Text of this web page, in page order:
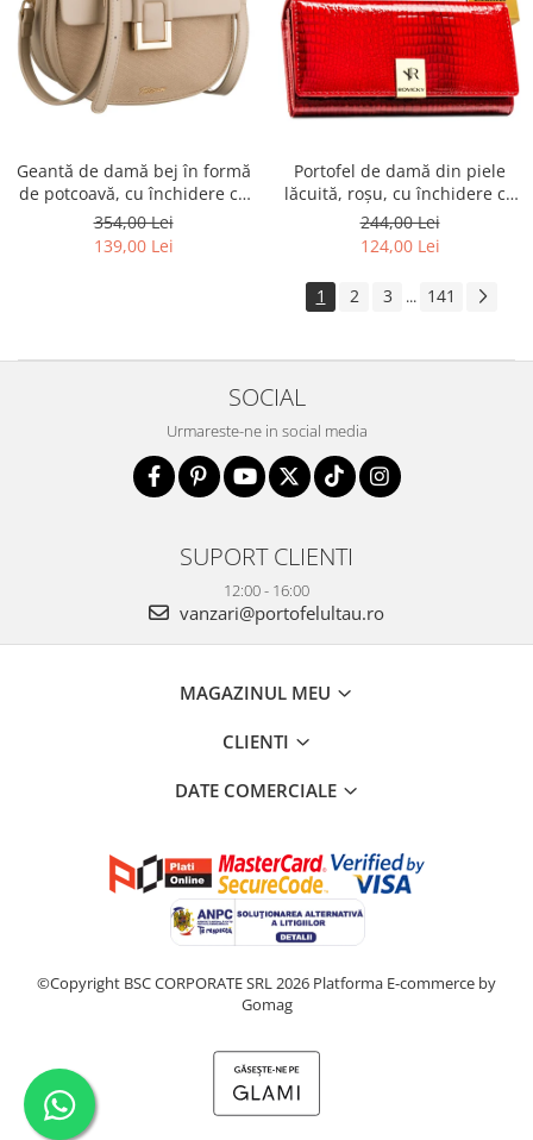
Geantă de damă bej în formă
de potcoavă, cu închidere cu
clip magnetic - Peterson PTR-
PTN PIWONIA BEIGE
354,00 Lei
139,00 Lei
Portofel de damă din piele
lăcuită, roșu, cu închidere cu
capsă - Rovicky PTR-RH-22-1-
RS RED
244,00 Lei
124,00 Lei
1 2 3 ... 141
SOCIAL
Urmareste-ne in social media
SUPORT CLIENTI
12:00 - 16:00
vanzari@portofelultau.ro
MAGAZINUL MEU
CLIENTI
DATE COMERCIALE
©Copyright BSC CORPORATE SRL 2026 Platforma E-commerce by
Gomag